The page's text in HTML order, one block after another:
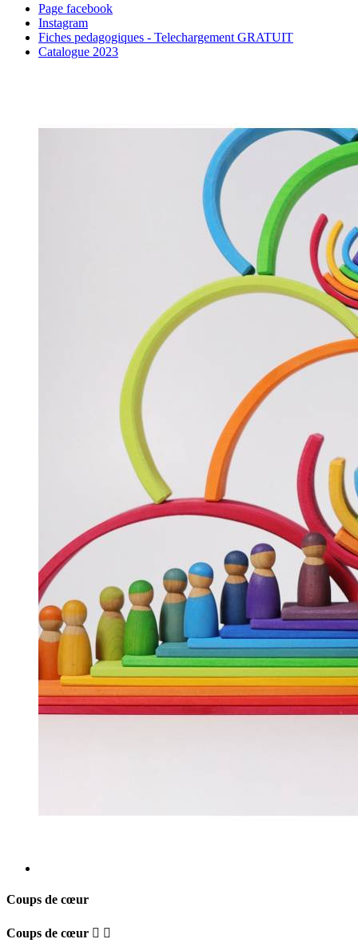
Page facebook
Instagram
Fiches pedagogiques - Telechargement GRATUIT
Catalogue 2023
Coups de cœur
Coups de cœur  